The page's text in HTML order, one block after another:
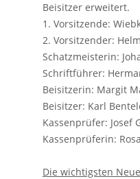
Beisitzer erweitert.
1. Vorsitzende:
2. Vorsitzender:
Schatzmeisterin:
Schriftführer:
Beisitzerin: Margit
Beisitzer: Karl
Kassenprüfer: Josef
Kassenprüferin:
Die wichtigsten